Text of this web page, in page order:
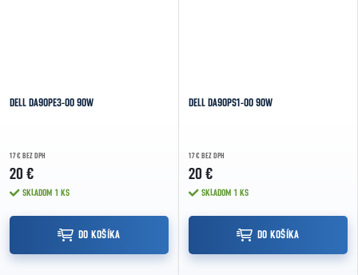
DELL DA90PE3-00 90W
17 € BEZ DPH
20 €
SKLADOM 1 KS
DO KOŠÍKA
DELL DA90PS1-00 90W
17 € BEZ DPH
20 €
SKLADOM 1 KS
DO KOŠÍKA